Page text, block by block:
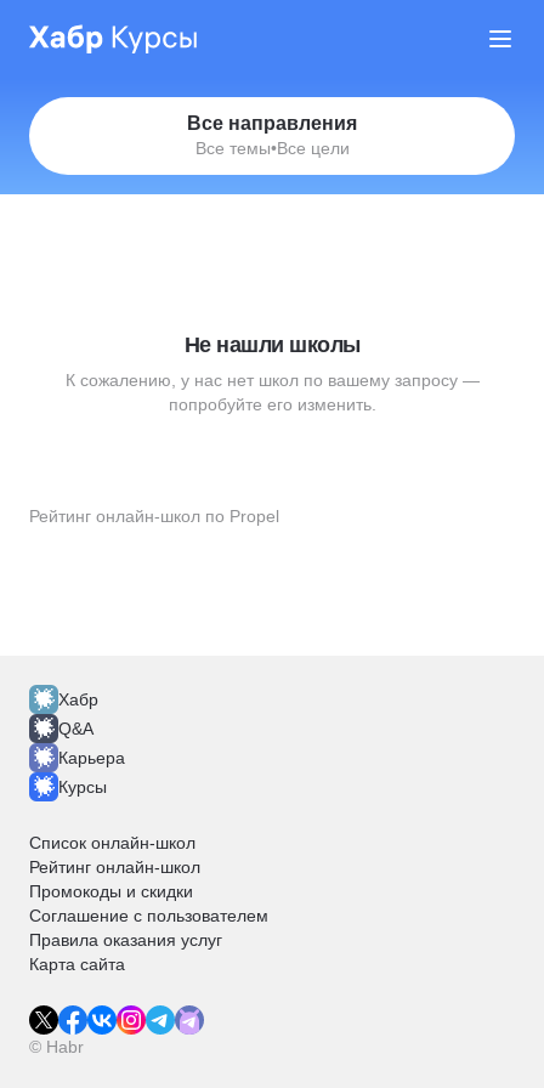
Все направления
Все темы•Все цели
Рейтинг онлайн-школ по Propel
Не нашли школы
К сожалению, у нас нет школ по вашему запросу —
попробуйте его изменить.
Хабр
Q&A
Карьера
Курсы
Список онлайн-школ
Рейтинг онлайн-школ
Промокоды и скидки
Соглашение с пользователем
Правила оказания услуг
Карта сайта
© Habr